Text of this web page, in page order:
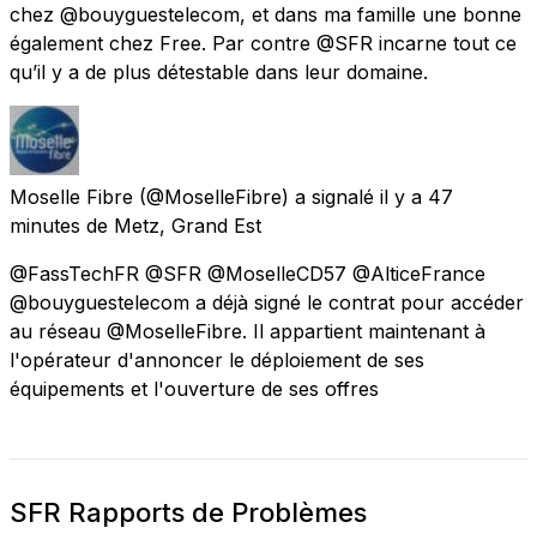
chez @bouyguestelecom, et dans ma famille une bonne
également chez Free. Par contre @SFR incarne tout ce
qu’il y a de plus détestable dans leur domaine.
Moselle Fibre (@MoselleFibre) a signalé il y a 47
minutes de Metz, Grand Est
@FassTechFR @SFR @MoselleCD57 @AlticeFrance
@bouyguestelecom a déjà signé le contrat pour accéder
au réseau @MoselleFibre. Il appartient maintenant à
l'opérateur d'annoncer le déploiement de ses
équipements et l'ouverture de ses offres
SFR Rapports de Problèmes